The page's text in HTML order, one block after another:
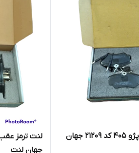
لنت ترمز جلو پژو 405 کد 21209 جهان
جهان لنت